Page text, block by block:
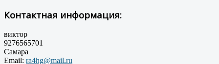
Контактная информация:
виктор
9276565701
Самара
Email: ra4hg@mail.ru